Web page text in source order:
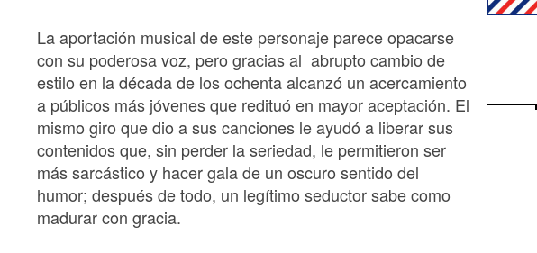
La aportación musical de este personaje parece opacarse
con su poderosa voz, pero gracias al abrupto cambio de
estilo en la década de los ochenta alcanzó un acercamiento
a públicos más jóvenes que redituó en mayor aceptación. El
mismo giro que dio a sus canciones le ayudó a liberar sus
contenidos que, sin perder la seriedad, le permitieron ser
más sarcástico y hacer gala de un oscuro sentido del
humor; después de todo, un legítimo seductor sabe como
madurar con gracia.